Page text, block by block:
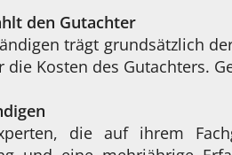
den Gutachter
trägt grundsätzlich
die Kosten des Gutachters.
die auf ihrem